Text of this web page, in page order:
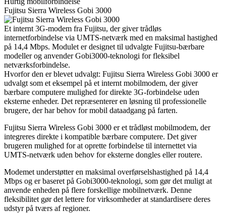
Fujitsu Sierra Wireless Gobi 3000
Et internt 3G-modem fra Fujitsu, der giver trådløs
internetforbindelse via UMTS-netværk med en maksimal hastighed
på 14,4 Mbps. Modulet er designet til udvalgte Fujitsu-bærbare
modeller og anvender Gobi3000-teknologi for fleksibel
netværksforbindelse.
Hvorfor den er blevet udvalgt: Fujitsu Sierra Wireless Gobi 3000 er
udvalgt som et eksempel på et internt mobilmodem, der giver
bærbare computere mulighed for direkte 3G-forbindelse uden
eksterne enheder. Det repræsenterer en løsning til professionelle
brugere, der har behov for mobil dataadgang på farten.
Fujitsu Sierra Wireless Gobi 3000 er et trådløst mobilmodem, der
integreres direkte i kompatible bærbare computere. Det giver
brugeren mulighed for at oprette forbindelse til internettet via
UMTS-netværk uden behov for eksterne dongles eller routere.
Modemet understøtter en maksimal overførselshastighed på 14,4
Mbps og er baseret på Gobi3000-teknologi, som gør det muligt at
anvende enheden på flere forskellige mobilnetværk. Denne
fleksibilitet gør det lettere for virksomheder at standardisere deres
udstyr på tværs af regioner.